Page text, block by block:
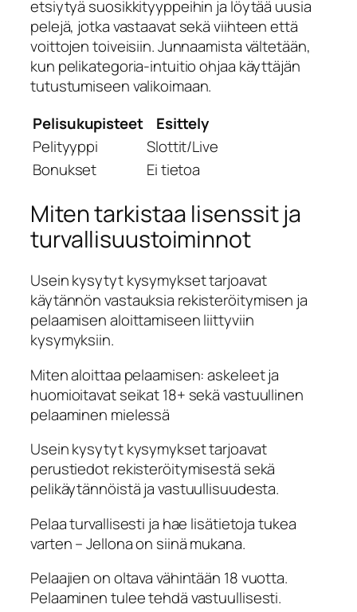
etsiytyä suosikkityyppeihin ja löytää uusia
pelejä, jotka vastaavat sekä viihteen että
voittojen toiveisiin. Junnaamista vältetään,
kun pelikategoria-intuitio ohjaa käyttäjän
tutustumiseen valikoimaan.
Pelisukupisteet
Esittely
Pelityyppi
Slottit/Live
Bonukset
Ei tietoa
Miten tarkistaa lisenssit ja
turvallisuustoiminnot
Usein kysytyt kysymykset tarjoavat
käytännön vastauksia rekisteröitymisen ja
pelaamisen aloittamiseen liittyviin
kysymyksiin.
Miten aloittaa pelaamisen: askeleet ja
huomioitavat seikat 18+ sekä vastuullinen
pelaaminen mielessä
Usein kysytyt kysymykset tarjoavat
perustiedot rekisteröitymisestä sekä
pelikäytännöistä ja vastuullisuudesta.
Pelaa turvallisesti ja hae lisätietoja tukea
varten – Jellona on siinä mukana.
Pelaajien on oltava vähintään 18 vuotta.
Pelaaminen tulee tehdä vastuullisesti.